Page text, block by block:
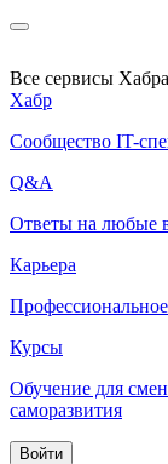
Все сервисы Хабра
Хабр
Сообщество IT-
Q&A
Ответы на любые
Карьера
Курсы
Обучение для
саморазвития
Войти